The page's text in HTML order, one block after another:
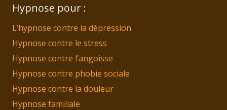
Hypnose pour :
L’hypnose contre la dépression
Hypnose contre le stress
Hypnose contre l’angoisse
Hypnose contre phobie sociale
Hypnose contre la douleur
Hypnose familiale